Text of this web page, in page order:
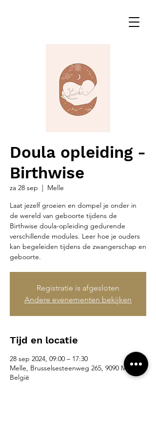
Doula opleiding -
Birthwise
za 28 sep
  |
Melle
Laat jezelf groeien en dompel je onder in
de wereld van geboorte tijdens de
Birthwise doula-opleiding gedurende
verschillende modules. Leer hoe je ouders
kan begeleiden tijdens de zwangerschap en
geboorte.
Registratie is afgesloten
Andere evenementen bekijken
Tijd en locatie
28 sep 2024, 09:00 – 17:30
Melle, Brusselsesteenweg 265, 9090 Melle,
België